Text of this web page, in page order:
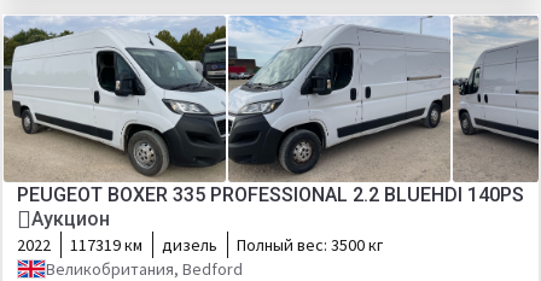
PEUGEOT BOXER 335 PROFESSIONAL 2.2 BLUEHDI 140PS
Аукцион
2022 117319 км дизель Полный вес: 3500 кг
Великобритания, Bedford